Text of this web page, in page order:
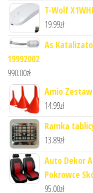
T-Wolf
19.99zł
As
19992002
990.00zł
Amio
14.99zł
Ramka
13.89zł
Auto Dekor
Pokrowce
95.00zł